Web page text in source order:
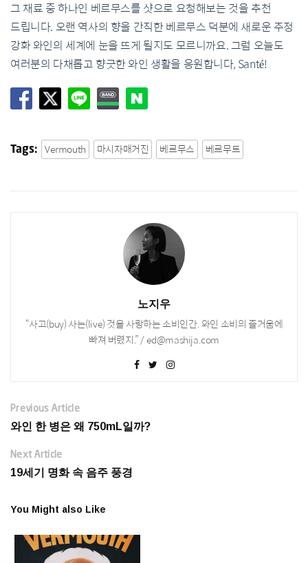
그 재료 중 하나인 베르무스를 샷으로 요청해보는 것을 추천
드립니다. 오랜 역사의 향을 간직한 베르무스 덕분에 새로운 주정
강화 와인의 세계에 눈을 뜨게 될지도 모르니까요. 그럼 오늘도
여러분의 다채롭고 향긋한 와인 생활을 응원합니다, Santé!
Tags: Vermouth 마시자매거진 베르무스 베르무트
노지우
“사고(buy) 사는(live) 것을 사랑하는 소비인간. 와인 소비의 즐거움에
빠져 버렸지.” / ed@mashija.com
Previous Article
와인 한 병은 왜 750mL일까?
Next Article
19세기 명화 속 음주 풍경
You Might also Like